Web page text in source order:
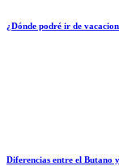
¿Dónde podré ir de
Diferencias entre el Butano